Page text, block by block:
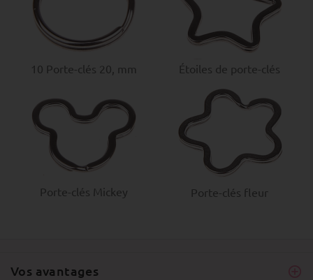
10 Porte-clés 20, mm Étoiles de porte-clés
Porte-clés Mickey Porte-clés fleur
Vos avantages